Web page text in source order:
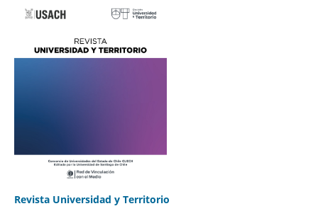
Revista Universidad y Territorio